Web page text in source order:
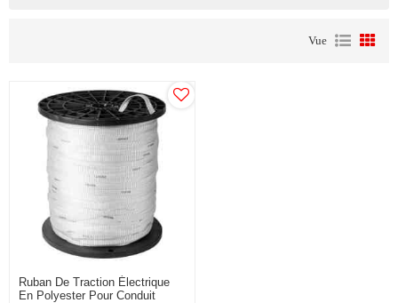
Vue
Ruban De Traction Électrique
En Polyester Pour Conduit